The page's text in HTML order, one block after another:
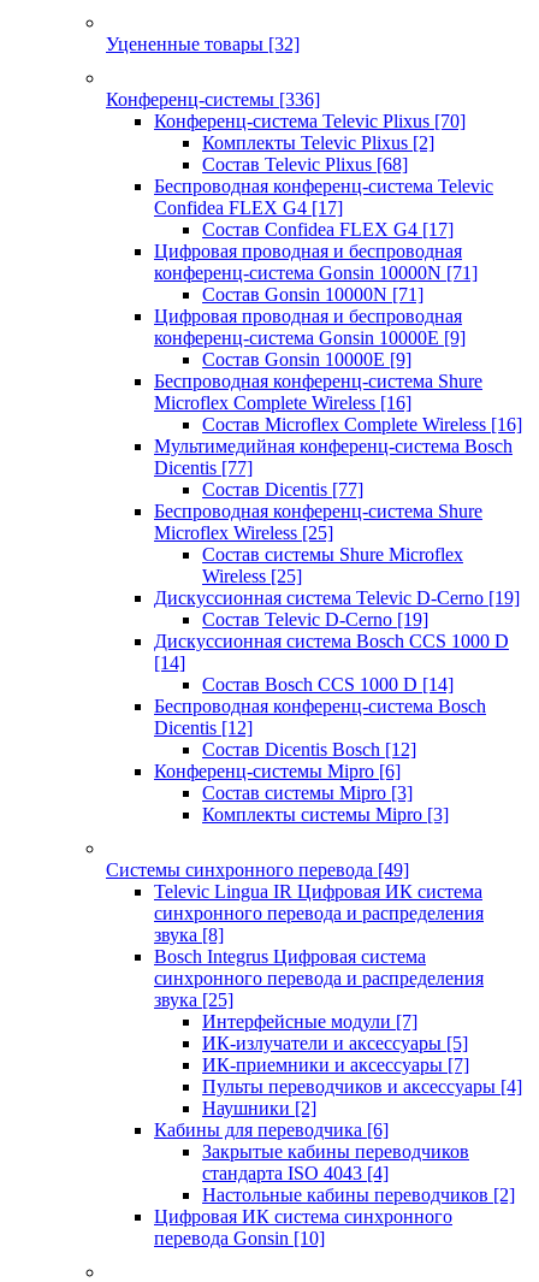
Уцененные товары [32]
Конференц-системы [336]
Конференц-система Televic Plixus [70]
Комплекты Televic Plixus [2]
Состав Televic Plixus [68]
Беспроводная конференц-система Televic
Confidea FLEX G4 [17]
Состав Confidea FLEX G4 [17]
Цифровая проводная и беспроводная
конференц-система Gonsin 10000N [71]
Состав Gonsin 10000N [71]
Цифровая проводная и беспроводная
конференц-система Gonsin 10000E [9]
Состав Gonsin 10000E [9]
Беспроводная конференц-система Shure
Microflex Complete Wireless [16]
Состав Microflex Complete Wireless [16]
Мультимедийная конференц-система Bosch
Dicentis [77]
Состав Dicentis [77]
Беспроводная конференц-система Shure
Microflex Wireless [25]
Состав системы Shure Microflex
Wireless [25]
Дискуссионная система Televic D-Cerno [19]
Состав Televic D-Cerno [19]
Дискуссионная система Bosch CCS 1000 D
[14]
Состав Bosch CCS 1000 D [14]
Беспроводная конференц-система Bosch
Dicentis [12]
Состав Dicentis Bosch [12]
Конференц-системы Mipro [6]
Состав системы Mipro [3]
Комплекты системы Mipro [3]
Системы синхронного перевода [49]
Televic Lingua IR Цифровая ИК система
синхронного перевода и распределения
звука [8]
Bosch Integrus Цифровая система
синхронного перевода и распределения
звука [25]
Интерфейсные модули [7]
ИК-излучатели и аксессуары [5]
ИК-приемники и аксессуары [7]
Пульты переводчиков и аксессуары [4]
Наушники [2]
Кабины для переводчика [6]
Закрытые кабины переводчиков
стандарта ISO 4043 [4]
Настольные кабины переводчиков [2]
Цифровая ИК система синхронного
перевода Gonsin [10]